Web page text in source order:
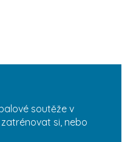
soutěže v
si, nebo